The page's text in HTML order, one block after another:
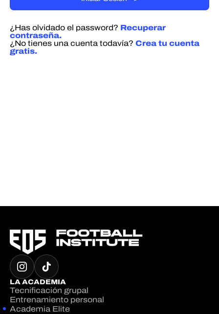
¿Has olvidado el password? Recuperar
contraseña.
¿No tienes una cuenta todavía? Crea tu cuenta
gratis.
LA ACADEMIA
Tecnificación grupal
Entrenamiento personal
Academia Elite